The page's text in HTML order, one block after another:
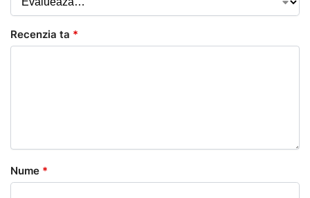
Recenzia ta *
Nume *